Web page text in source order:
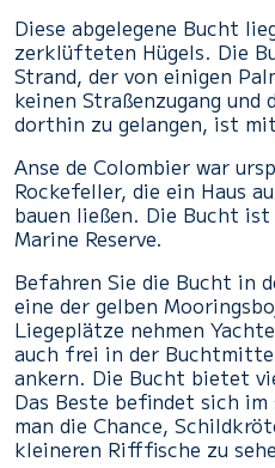
Diese abgelegene Bucht
zerklüfteten Hügels. Die
Strand, der von einigen
keinen Straßenzugang
dorthin zu gelangen, ist
Anse de Colombier war
Rockefeller, die ein Haus
bauen ließen. Die Bucht
Marine Reserve.
Befahren Sie die Bucht in
eine der gelben
Liegeplätze nehmen
auch frei in der
ankern. Die Bucht bietet
Das Beste befindet sich
man die Chance,
kleineren Rifffische zu